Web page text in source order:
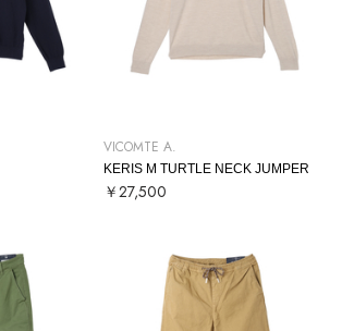
VICOMTE A.
KERIS M TURTLE NECK JUMPER
￥27,500